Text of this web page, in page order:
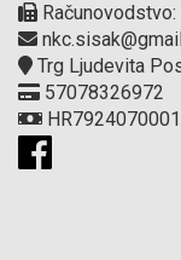
Trg Ljudevita
57078326972